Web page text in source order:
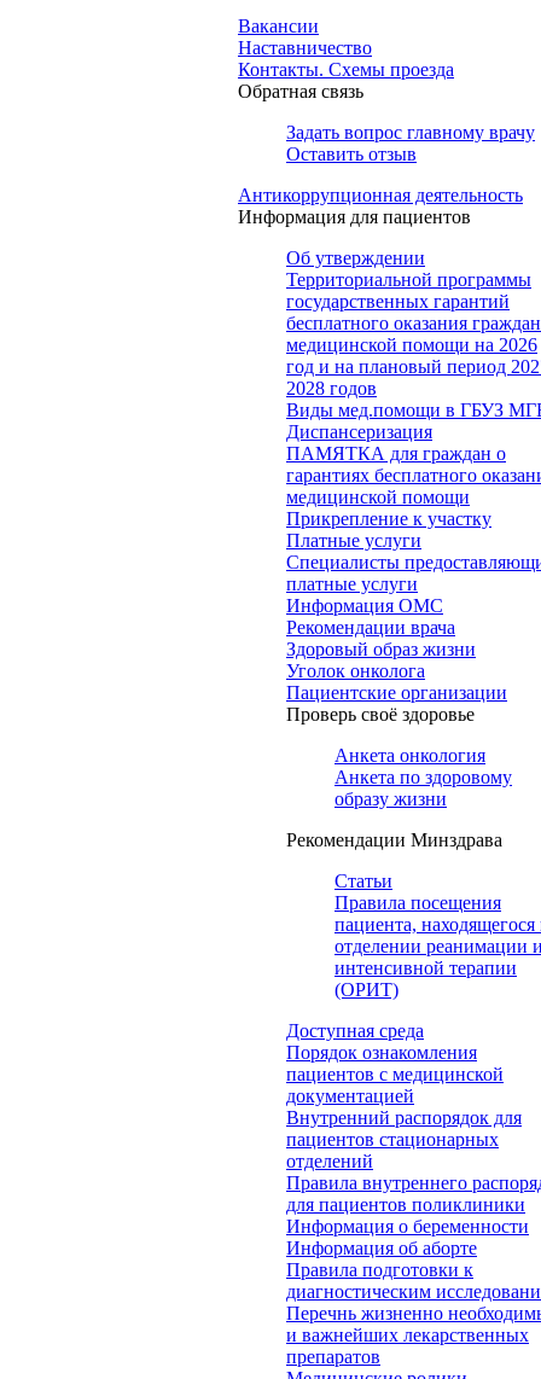
Вакансии
Наставничество
Контакты. Схемы проезда
Обратная связь
Задать вопрос главному врачу
Оставить отзыв
Антикоррупционная деятельность
Информация для пациентов
Об утверждении
Территориальной программы
государственных гарантий
бесплатного оказания
медицинской помощи на 2026
год и на плановый период
2028 годов
Виды мед.помощи в ГБУЗ
Диспансеризация
ПАМЯТКА для граждан о
гарантиях бесплатного
медицинской помощи
Прикрепление к участку
Платные услуги
Специалисты
платные услуги
Информация ОМС
Рекомендации врача
Здоровый образ жизни
Уголок онколога
Пациентские организации
Проверь своё здоровье
Анкета онкология
Анкета по здоровому
образу жизни
Рекомендации Минздрава
Статьи
Правила посещения
пациента, находящегося
отделении реанимации и
интенсивной терапии
(ОРИТ)
Доступная среда
Порядок ознакомления
пациентов с медицинской
документацией
Внутренний распорядок для
пациентов стационарных
отделений
Правила внутреннего
для пациентов поликлиники
Информация о беременности
Информация об аборте
Правила подготовки к
диагностическим
Перечнь жизненно
и важнейших лекарственных
препаратов